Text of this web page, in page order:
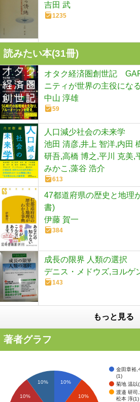
吉田 武
1235
読みたい本(31冊)
オタク経済圏創世記
ニティが世界の主役にな
中山 淳雄
59
人口減少社会の未来学
池田 清彦,井上 智洋,内田
研吾,高橋 博之,平川 克美,
みかこ,藻谷 浩介
613
47都道府県の歴史と地理
書)
伊藤 賀一
384
成長の限界 人類の選択
デニス・メドウズ,ヨルゲ
143
もっと見る
著者グラフ
金田章裕,
(1)
菊地 温以
渡邉 研司,
松本 淳(1)
10%
10%
10%
10%